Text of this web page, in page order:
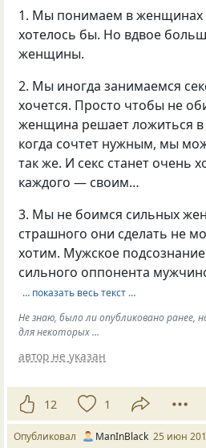
1. Мы понимаем в женщинах
хотелось бы. Но вдвое
женщины.
2. Мы иногда занимаемся
хочется. Просто чтобы не
женщина решает ложиться в
когда сочтет нужным, мы
так же. И секс станет очень
каждого — своим…
3. Мы не боимся сильных
страшного они сделать не
хотим. Мужское подсознание
сильного оппонента
… показать весь текст …
Не знаю, было ли опубликовано ранее,
для некоторых ...
автор не указан
12 1
Опубликовал ManInBlack 25 июн